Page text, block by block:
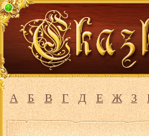
А Б В Г Д Е Ж З